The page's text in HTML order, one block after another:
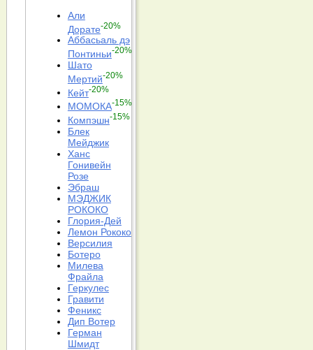
Али
Дорате-20%
Аббасьаль дэ
Понтиньи-20%
Шато
Мертий-20%
Кейт-20%
МОМОКА-15%
Компэшн-15%
Блек
Мейджик
Ханс
Гонивейн
Розе
Эбраш
МЭДЖИК
РОКОКО
Глория-Дей
Лемон Рококо
Версилия
Ботеро
Милева
Фрайла
Геркулес
Гравити
Феникс
Дип Вотер
Герман
Шмидт